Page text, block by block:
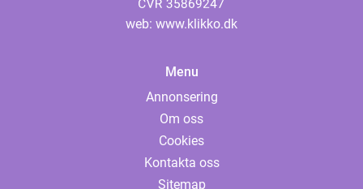
web: www.klikko.dk
Menu
Annonsering
Om oss
Cookies
Kontakta oss
Sitemap